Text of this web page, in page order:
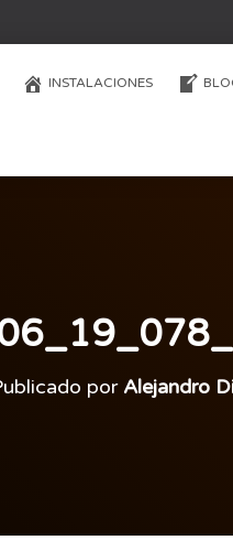
INSTALACIONES
por Alejandro